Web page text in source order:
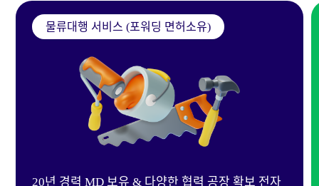
물류대행 서비스 (포워딩 면허소유)
20년 경력 MD 보유 & 다양한 협력 공장 확보 전자